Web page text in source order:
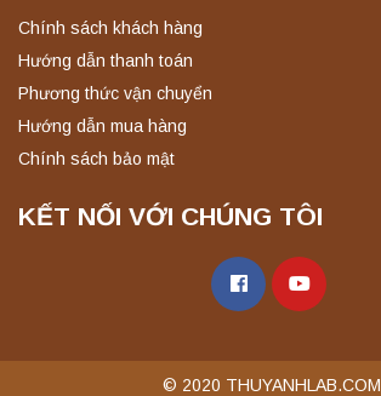
Chính sách khách hàng
Hướng dẫn thanh toán
Phương thức vận chuyển
Hướng dẫn mua hàng
Chính sách bảo mật
KẾT NỐI VỚI CHÚNG TÔI
© 2020 THUYANHLAB.COM